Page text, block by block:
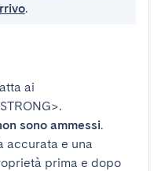
.
ai
.
sono ammessi.
accurata e una
prima e dopo